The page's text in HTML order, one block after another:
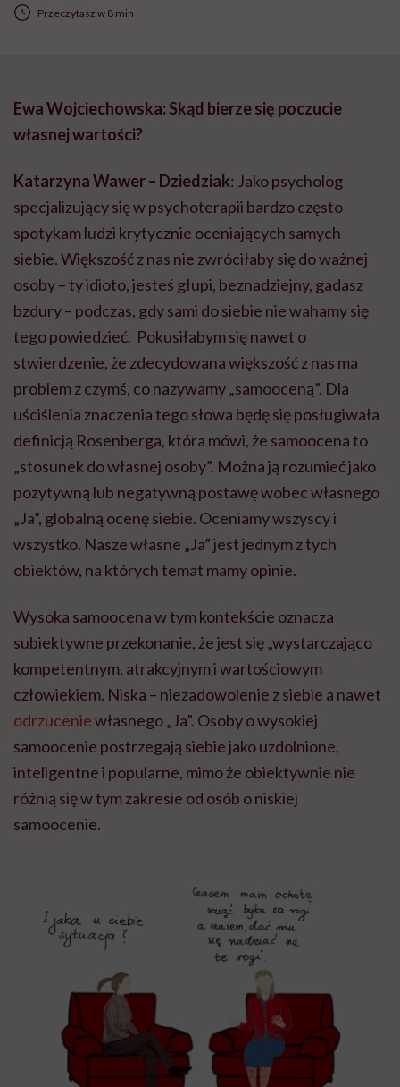
Przeczytasz w 8 min
Ewa Wojciechowska: Skąd bierze się poczucie
własnej wartości?
Katarzyna Wawer – Dziedziak: Jako psycholog
specjalizujący się w psychoterapii bardzo często
spotykam ludzi krytycznie oceniających samych
siebie. Większość z nas nie zwróciłaby się do ważnej
osoby – ty idioto, jesteś głupi, beznadziejny, gadasz
bzdury – podczas, gdy sami do siebie nie wahamy się
tego powiedzieć. Pokusiłabym się nawet o
stwierdzenie, że zdecydowana większość z nas ma
problem z czymś, co nazywamy „samooceną”. Dla
uściślenia znaczenia tego słowa będę się posługiwała
definicją Rosenberga, która mówi, że samoocena to
„stosunek do własnej osoby”. Można ją rozumieć jako
pozytywną lub negatywną postawę wobec własnego
„Ja”, globalną ocenę siebie. Oceniamy wszyscy i
wszystko. Nasze własne „Ja” jest jednym z tych
obiektów, na których temat mamy opinie.
Wysoka samoocena w tym kontekście oznacza
subiektywne przekonanie, że jest się „wystarczająco
kompetentnym, atrakcyjnym i wartościowym
człowiekiem. Niska – niezadowolenie z siebie a nawet
odrzuceniewłasnego „Ja”. Osoby o wysokiej
samoocenie postrzegają siebie jako uzdolnione,
inteligentne i popularne, mimo że obiektywnie nie
różnią się w tym zakresie od osób o niskiej
samoocenie.